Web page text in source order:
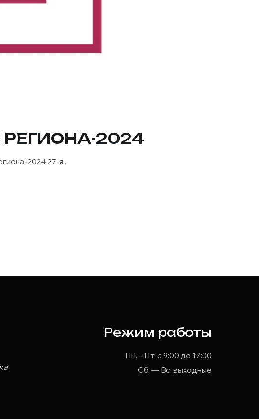
2024
2024 27-я...
Режим работы
Пн. – Пт. с 9:00 до 17:00
Сб. — Вс. выходные